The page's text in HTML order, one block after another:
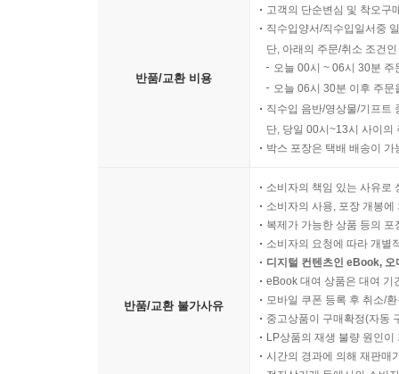
반품/교환 비용
고객의 단순변심 및 착오구
직수입양서/직수입일서중
단, 아래의 주문/취소 조건
오늘 00시 ~ 06시 30분
오늘 06시 30분 이후 주
직수입 음반/영상물/기프트
단, 당일 00시~13시 사이의
박스 포장은 택배 배송이
반품/교환 불가사유
소비자의 책임 있는 사유로
소비자의 사용, 포장 개봉
복제가 가능한 상품 등의
소비자의 요청에 따라 개별
디지털 컨텐츠인 eBook,
eBook 대여 상품은 대여 기
모바일 쿠폰 등록 후 취소/
중고상품이 구매확정(자동
LP상품의 재생 불량 원인
시간의 경과에 의해 재판매